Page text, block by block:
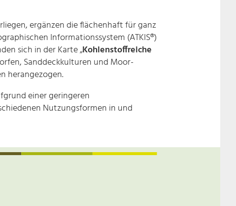
ergänzen die flächenhaft für ganz
Informationssystem (ATKIS®)
sich in der Karte „Kohlenstoffreiche
Sanddeckkulturen und Moor-
herangezogen.
einer geringeren
Nutzungsformen in und